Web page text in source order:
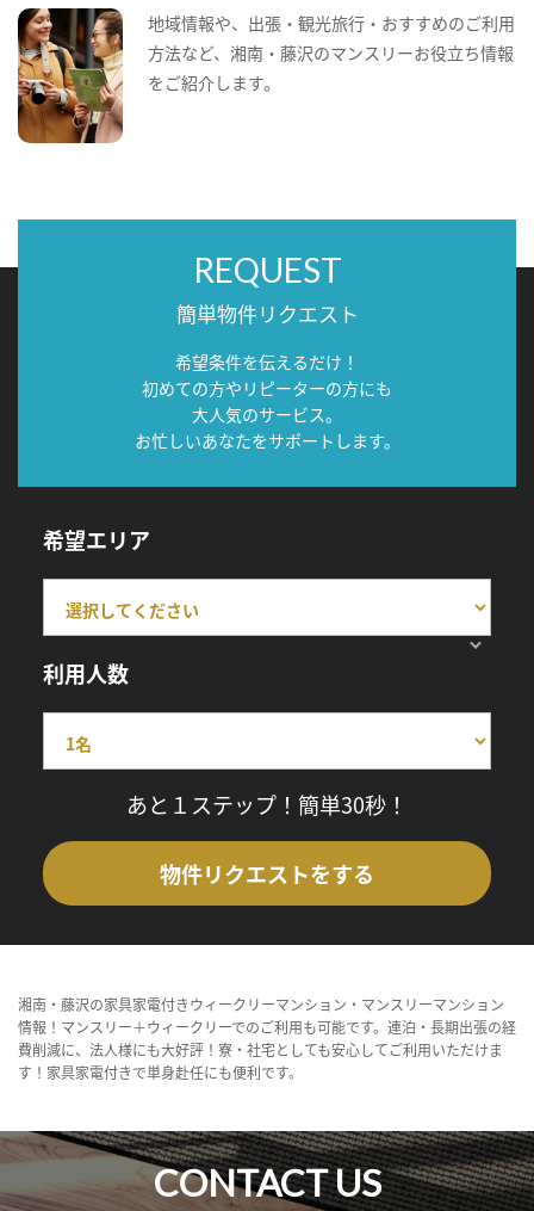
地域情報や、出張・観光旅行・おすすめのご利用
方法など、湘南・藤沢のマンスリーお役立ち情報
をご紹介します。
REQUEST
簡単物件リクエスト
希望条件を伝えるだけ！
初めての方やリピーターの方にも
大人気のサービス。
お忙しいあなたをサポートします。
希望エリア
利用人数
あと１ステップ！簡単30秒！
物件リクエストをする
湘南・藤沢の家具家電付きウィークリーマンション・マンスリーマンション
情報！マンスリー＋ウィークリーでのご利用も可能です。連泊・長期出張の経
費削減に、法人様にも大好評！寮・社宅としても安心してご利用いただけま
す！家具家電付きで単身赴任にも便利です。
CONTACT US